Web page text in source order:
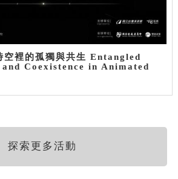
空裡的孤獨與共生 Entangled
Coexistence in Animated
探索更多活動